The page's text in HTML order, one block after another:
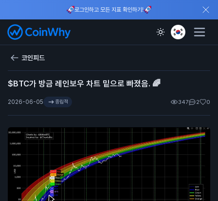
로그인하고 모든 지표 확인하기!
코인피드
$BTC가 방금 레인보우 차트 밑으로 빠졌음. 🌈
2026-06-05 중립적 347 2 0